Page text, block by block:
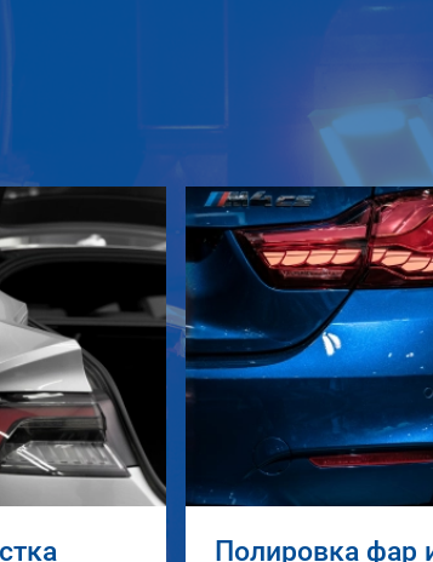
Полировка фар